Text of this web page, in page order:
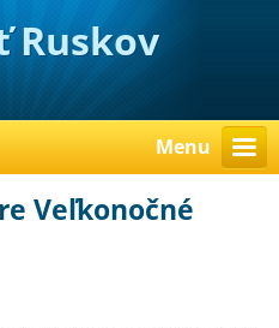
Ruskov
Menu
Veľkonočné